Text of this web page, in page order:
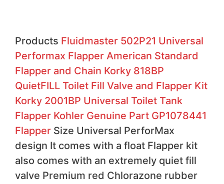
Products Fluidmaster 502P21 Universal
Performax Flapper American Standard
Flapper and Chain Korky 818BP
QuietFILL Toilet Fill Valve and Flapper Kit
Korky 2001BP Universal Toilet Tank
Flapper Kohler Genuine Part GP1078441
Flapper Size Universal PerforMax
design It comes with a float Flapper kit
also comes with an extremely quiet fill
valve Premium red Chlorazone rubber